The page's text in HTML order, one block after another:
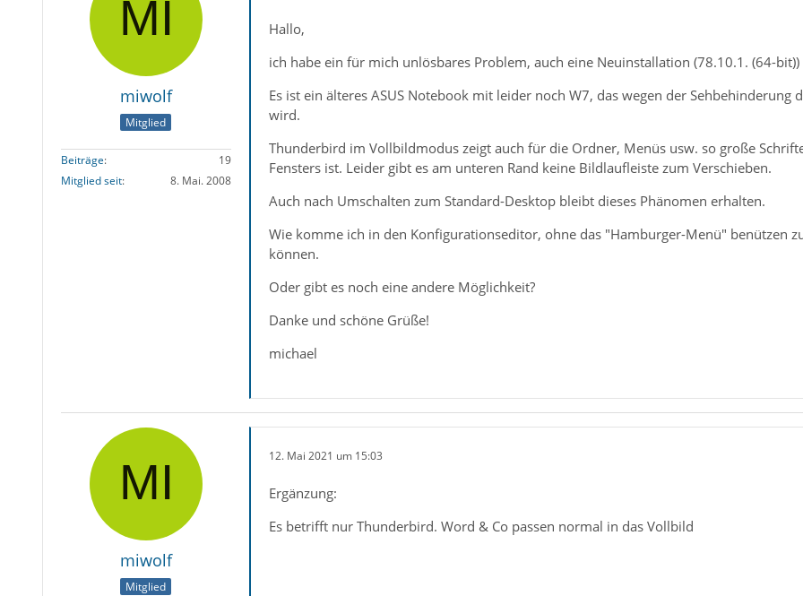
miwolf
Mitglied
Beiträge
19
Mitglied seit
8. Mai. 2008
Hallo,
ich habe ein für mich unlösbares Problem, auch eine Neuinstallation (78.10.1. (64-
Es ist ein älteres ASUS Notebook mit leider noch W7, das wegen der
wird.
Thunderbird im Vollbildmodus zeigt auch für die Ordner, Menüs usw. so große
Fensters ist. Leider gibt es am unteren Rand keine Bildlaufleiste zum Verschieben.
Auch nach Umschalten zum Standard-Desktop bleibt dieses Phänomen erhalten.
Wie komme ich in den Konfigurationseditor, ohne das "Hamburger-Menü" benützen
können.
Oder gibt es noch eine andere Möglichkeit?
Danke und schöne Grüße!
michael
miwolf
Mitglied
12. Mai 2021 um 15:03
Ergänzung:
Es betrifft nur Thunderbird. Word & Co passen normal in das Vollbild